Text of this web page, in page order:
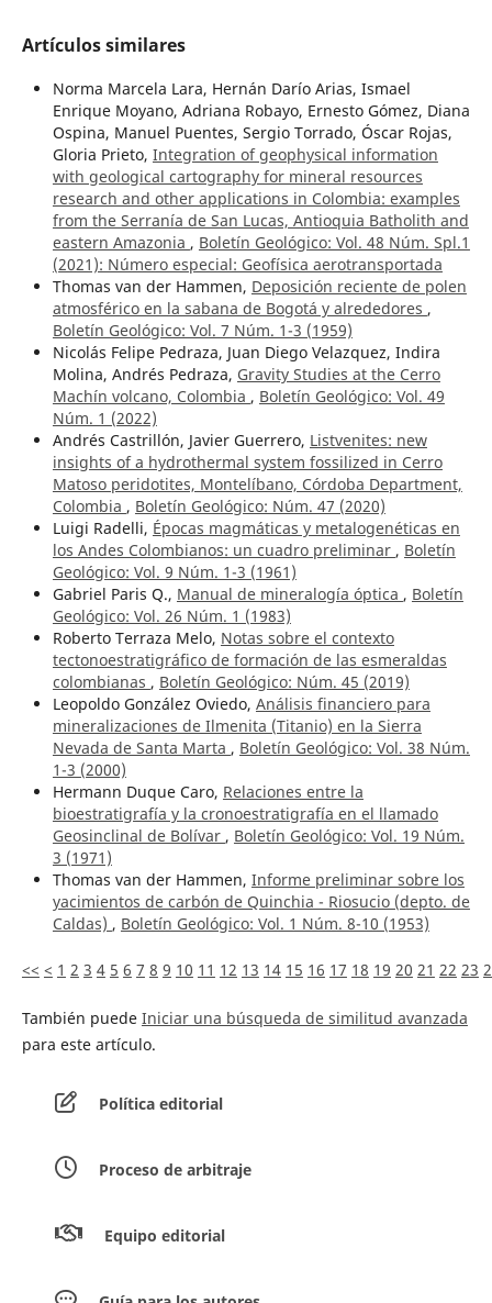
Artículos similares
Norma Marcela Lara, Hernán Darío Arias, Ismael
Enrique Moyano, Adriana Robayo, Ernesto Gómez, Diana
Ospina, Manuel Puentes, Sergio Torrado, Óscar Rojas,
Gloria Prieto, Integration of geophysical information
with geological cartography for mineral resources
research and other applications in Colombia: examples
from the Serranía de San Lucas, Antioquia Batholith and
eastern Amazonia , Boletín Geológico: Vol. 48 Núm. Spl.1
(2021): Número especial: Geofísica aerotransportada
Thomas van der Hammen, Deposición reciente de polen
atmosférico en la sabana de Bogotá y alrededores ,
Boletín Geológico: Vol. 7 Núm. 1-3 (1959)
Nicolás Felipe Pedraza, Juan Diego Velazquez, Indira
Molina, Andrés Pedraza, Gravity Studies at the Cerro
Machín volcano, Colombia , Boletín Geológico: Vol. 49
Núm. 1 (2022)
Andrés Castrillón, Javier Guerrero, Listvenites: new
insights of a hydrothermal system fossilized in Cerro
Matoso peridotites, Montelíbano, Córdoba Department,
Colombia , Boletín Geológico: Núm. 47 (2020)
Luigi Radelli, Épocas magmáticas y metalogenéticas en
los Andes Colombianos: un cuadro preliminar , Boletín
Geológico: Vol. 9 Núm. 1-3 (1961)
Gabriel Paris Q., Manual de mineralogía óptica , Boletín
Geológico: Vol. 26 Núm. 1 (1983)
Roberto Terraza Melo, Notas sobre el contexto
tectonoestratigráfico de formación de las esmeraldas
colombianas , Boletín Geológico: Núm. 45 (2019)
Leopoldo González Oviedo, Análisis financiero para
mineralizaciones de Ilmenita (Titanio) en la Sierra
Nevada de Santa Marta , Boletín Geológico: Vol. 38 Núm.
1-3 (2000)
Hermann Duque Caro, Relaciones entre la
bioestratigrafía y la cronoestratigrafía en el llamado
Geosinclinal de Bolívar , Boletín Geológico: Vol. 19 Núm.
3 (1971)
Thomas van der Hammen, Informe preliminar sobre los
yacimientos de carbón de Quinchia - Riosucio (depto. de
Caldas) , Boletín Geológico: Vol. 1 Núm. 8-10 (1953)
<< < 1 2 3 4 5 6 7 8 9 10 11 12 13 14 15 16 17 18 19 20 21 22 23
También puede Iniciar una búsqueda de similitud avanzada
para este artículo.
Política editorial
Proceso de arbitraje
Equipo editorial